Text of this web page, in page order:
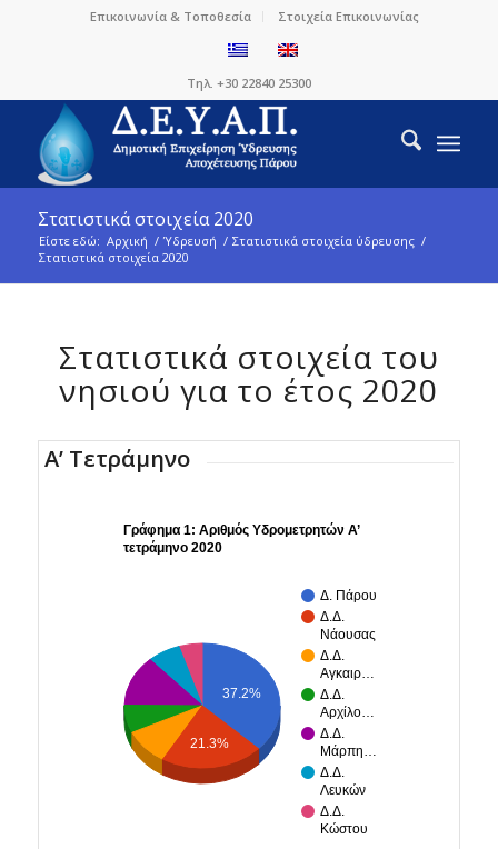
Επικοινωνία & Τοποθεσία Στοιχεία Επικοινωνίας
Τηλ. +30 22840 25300
Στατιστικά στοιχεία 2020
Είστε εδώ: Αρχική / Ύδρευσή / Στατιστικά στοιχεία ύδρευσης /
Στατιστικά στοιχεία 2020
Στατιστικά στοιχεία του
νησιού για το έτος 2020
Α’ Τετράμηνο
Γράφημα 1: Αριθμός Υδρομετρητών Α’
τετράμηνο 2020
Δ. Πάρου
Δ.Δ.
Νάουσας
Δ.Δ.
Αγκαιρ…
Δ.Δ.
Αρχίλο…
Δ.Δ.
Μάρπη…
Δ.Δ.
Λευκών
Δ.Δ.
Κώστου
37.2%
21.3%